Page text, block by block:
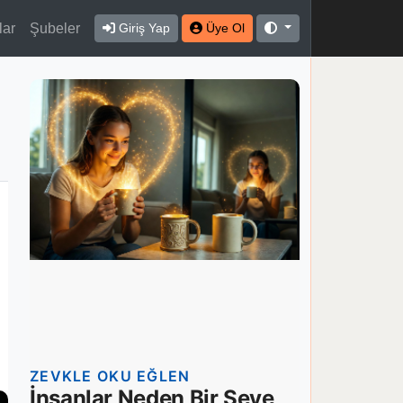
Şubeler Giriş Yap Üye Ol